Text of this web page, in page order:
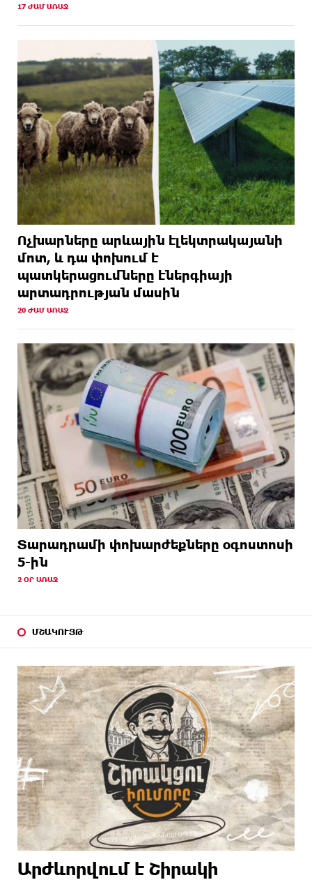
17 ԺԱՄ ԱՌԱՋ
Ոչխարները արևային էլեկտրակայանի
մոտ, և դա փոխում է
պատկերացումները էներգիայի
արտադրության մասին
20 ԺԱՄ ԱՌԱՋ
Տարադրամի փոխարժեքները օգոստոսի
5-ին
2 ՕՐ ԱՌԱՋ
ՄՇԱԿՈՒՅԹ
Արժևորվում է Շիրակի